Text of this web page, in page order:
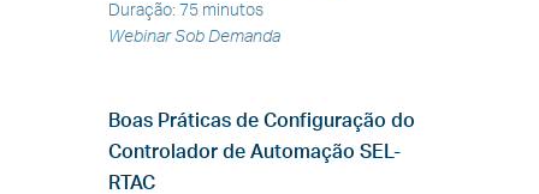
Duração: 75 minutos
Webinar Sob Demanda
Boas Práticas de Configuração do
Controlador de Automação SEL-
RTAC